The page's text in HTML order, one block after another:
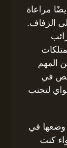
مراعاة
الزفاف.
المهم
في
لتجنب
وضعها في
كنت